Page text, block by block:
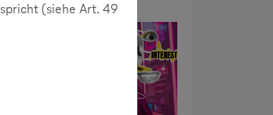
(siehe Art. 49